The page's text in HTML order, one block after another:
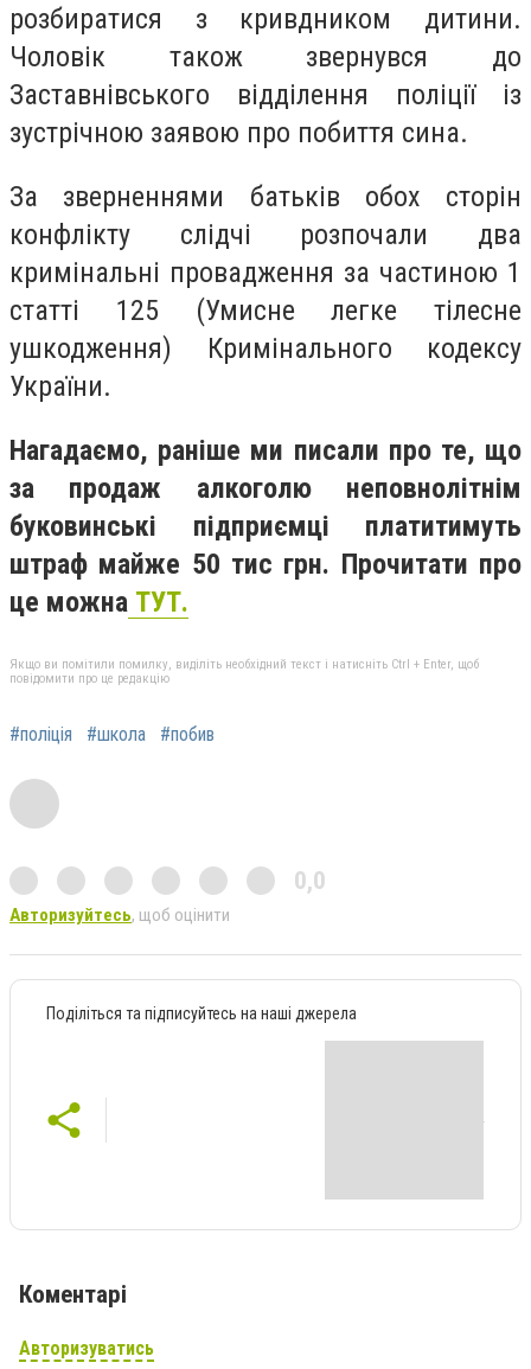
розбиратися з кривдником дитини.
Чоловік також звернувся до
Заставнівського відділення поліції із
зустрічною заявою про побиття сина.
За зверненнями батьків обох сторін
конфлікту слідчі розпочали два
кримінальні провадження за частиною 1
статті 125 (Умисне легке тілесне
ушкодження) Кримінального кодексу
України.
Нагадаємо, раніше ми писали про те, що
за продаж алкоголю неповнолітнім
буковинські підприємці платитимуть
штраф майже 50 тис грн. Прочитати про
це можна ТУТ.
Якщо ви помітили помилку, виділіть необхідний текст і натисніть Ctrl + Enter, щоб
повідомити про це редакцію
#поліція #школа #побив
0,0
Авторизуйтесь, щоб оцінити
Поділіться та підписуйтесь на наші джерела
Коментарі
Авторизуватись